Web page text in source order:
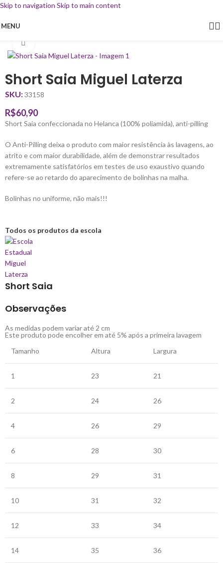
Skip to navigation Skip to main content
MENU
Clique para ampliar
Short Saia Miguel Laterza
SKU:33158
R$60,90
Short Saia confeccionada no Helanca (100% poliamida), anti-pilling
O Anti-Pilling deixa o produto com maior resistência às lavagens, ao
atrito e com maior durabilidade, além de demonstrar resultados
extremamente satisfatórios em testes de uso exaustivo quando
refere-se ao retardo do aparecimento de bolinhas na malha.
Bolinhas no uniforme, não mais!!!
Todos os produtos da escola
Short Saia
Observações
As medidas podem variar até 2 cm
Este produto pode encolher em até 5% após a primeira lavagem
Tamanho
Altura Largura
1 23 21
2 24 26
4 26 29
6 28 30
8 29 31
10 31 32
12 33 34
14 35 36